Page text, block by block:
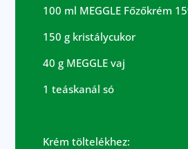
100 ml MEGGLE Főzőkrém
150 g kristálycukor
40 g MEGGLE vaj
1 teáskanál só
Krém töltelékhez: